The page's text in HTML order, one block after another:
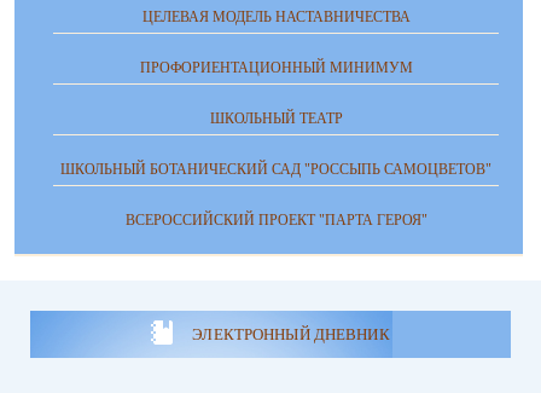
ЦЕЛЕВАЯ МОДЕЛЬ НАСТАВНИЧЕСТВА
ПРОФОРИЕНТАЦИОННЫЙ МИНИМУМ
ШКОЛЬНЫЙ ТЕАТР
ШКОЛЬНЫЙ БОТАНИЧЕСКИЙ САД "РОССЫПЬ САМОЦВЕТОВ"
ВСЕРОССИЙСКИЙ ПРОЕКТ "ПАРТА ГЕРОЯ"
ЭЛЕКТРОННЫЙ ДНЕВНИК